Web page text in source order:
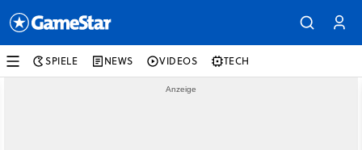
SPIELE NEWS VIDEOS TECH